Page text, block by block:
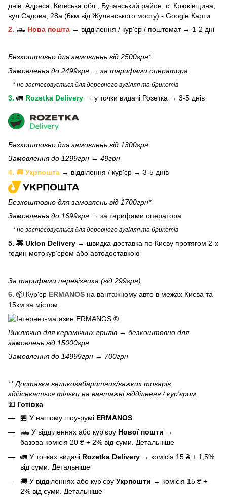
днів. Адреса: Київська обл.,
Бучанський район, с. Крюківщина,
вул.Садова, 28а (6км від Жулянського мосту) - Google Карти
2. 🛻 Нова пошта → відділення / кур'єр / поштомат → 1-2 дні
Безкоштовно для замовлень від 2500грн*
Замовлення до 2499грн → за тарифами оператора
* не застосовується для деревного вугілля та брикетів
3. 🚛 Rozetka Delivery → у точки видачі Розетка → 3-5 днів
Безкоштовно для замовлень від 1300грн
Замовлення до 1299грн → 49грн
4. 🚚 Укрпошта → відділення / кур'єр → 3-5 днів
Безкоштовно для замовлень від 1700грн*
Замовлення до 1699грн → за тарифами оператора
* не застосовується для деревного вугілля та брикетів
5. 🚕 Uklon Delivery → швидка доставка по Києву протягом 2-х
годин мотокурʼєром або автодоставкою
За тарифами перевізника (від 299грн)
6. 📦 Кур'єр ERMANOS на вантажному авто в межах Києва та
15км за містом
Виключно длякерамічних грилів → безкоштовно для
замовлень від 15000грн
Замовлення до 14999грн → 700грн
** Доставка великогабаритних/важких товарів
здійснюється тільки на вантажні відділення / кур'єром
💵 Готівка
🏪 У нашому шоу-румі ERMANOS
🛻 У відділеннях або кур'єру Нової пошти →
базова комісія 20 ₴ + 2% від суми. Детальніше
🚛 У точках видачі Rozetka Delivery → комісія 15 ₴ + 1,5%
від суми. Детальніше
🚚 У відділеннях або кур'єру Укрпошти → комісія 15 ₴ +
2% від суми. Детальніше